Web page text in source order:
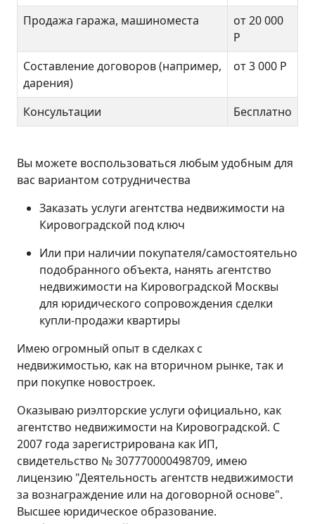
Продажа гаража, машиноместа
от 20 000
Р
Составление договоров (например,
дарения)
от 3 000 Р
Консультации Бесплатно
Вы можете воспользоваться любым удобным для
вас вариантом сотрудничества
Заказать услуги агентства недвижимости на
Кировоградской под ключ
Или при наличии покупателя/самостоятельно
подобранного объекта, нанять агентство
недвижимости на Кировоградской Москвы
для юридического сопровождения сделки
купли-продажи квартиры
Имею огромный опыт в сделках с
недвижимостью, как на вторичном рынке, так и
при покупке новостроек.
Оказываю риэлторские услуги официально, как
агентство недвижимости на Кировоградской. С
2007 года зарегистрирована как ИП,
свидетельство № 307770000498709, имею
лицензию "Деятельность агентств недвижимости
за вознаграждение или на договорной основе".
Высшее юридическое образование.